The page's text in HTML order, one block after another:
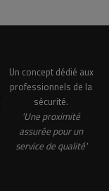
Un concept dédié aux
professionnels de la
sécurité.
'Une proximité
assurée pour un
service de qualité'